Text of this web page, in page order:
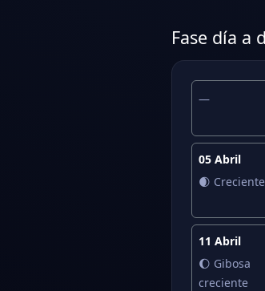
Fase día a
—
05 Abril
🌒 Creciente
11 Abril
🌔 Gibosa
creciente